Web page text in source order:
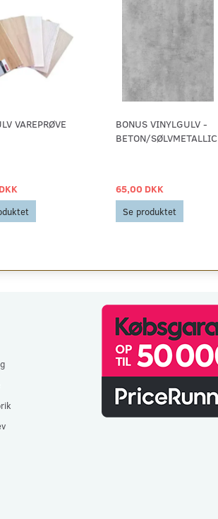
VAREPRØVE
BONUS VINYLGULV -
BETON/SØLVMETALLIC
65,00 DKK
Se produktet